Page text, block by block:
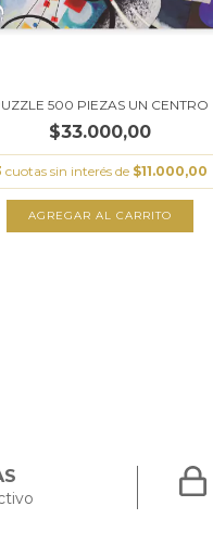
500 PIEZAS UN CENTRO
$33.000,00
cuotas sin interés de $11.000,00